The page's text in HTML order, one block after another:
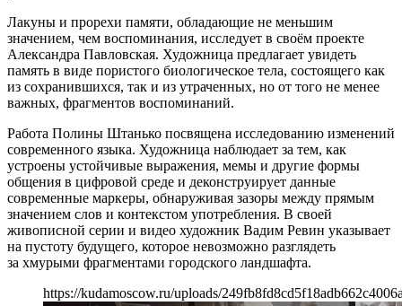
Лакуны и прорехи памяти, обладающие не меньшим
значением, чем воспоминания, исследует в своём проекте
Александра Павловская. Художница предлагает увидеть
память в виде пористого биологическое тела, состоящего как
из сохранившихся, так и из утраченных, но от того не менее
важных, фрагментов воспоминаний.
Работа Полины Штанько посвящена исследованию изменений
современного языка. Художница наблюдает за тем, как
устроены устойчивые выражения, мемы и другие формы
общения в цифровой среде и деконструирует данные
современные маркеры, обнаруживая зазоры между прямым
значением слов и контекстом употребления. В своей
живописной серии и видео художник Вадим Ревин указывает
на пустоту будущего, которое невозможно разглядеть
за хмурыми фрагментами городского ландшафта.
https://kudamoscow.ru/uploads/